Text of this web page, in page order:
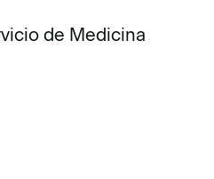
de Medicina